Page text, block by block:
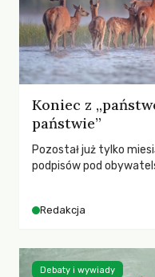
Koniec z
państwie”
Pozostał już tylko
podpisów pod
pełną mobilizację,
rozwiązania dla
radykalnie zmieniając
Redakcja
Debaty i wywiady